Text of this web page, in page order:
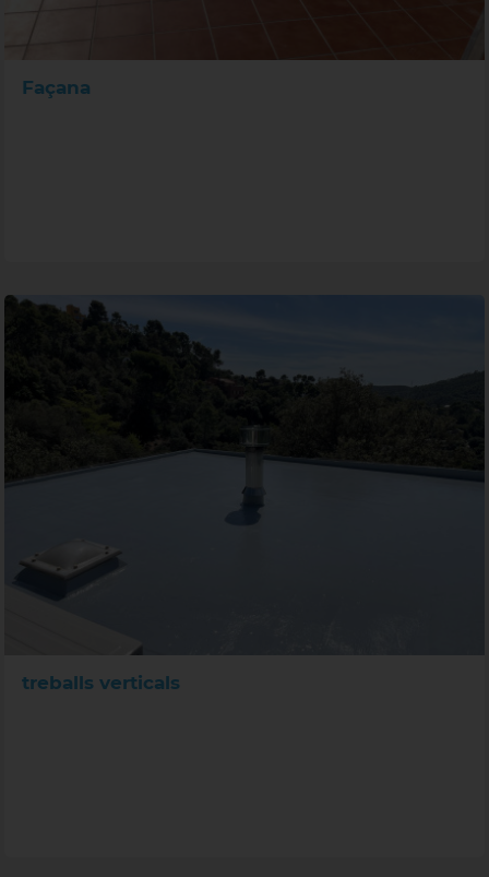
Façana
treballs verticals